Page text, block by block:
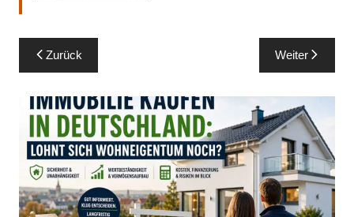
Beitragsnavigation
Zurück Weiter